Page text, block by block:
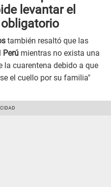
levantar el
también resaltó que las
Perú mientras no exista una
la cuarentena debido a que
el cuello por su familia"